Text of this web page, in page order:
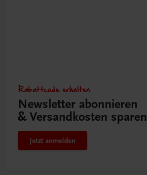
Rabattcode erhalten
Newsletter abonnieren
& Versandkosten sparen
Jetzt anmelden